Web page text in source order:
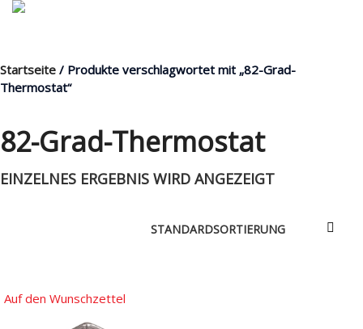
search
Mein Fuhrpark
Startseite / Produkte verschlagwortet mit „82-Grad-
Thermostat“
82-Grad-Thermostat
EINZELNES ERGEBNIS WIRD ANGEZEIGT
Auf den Wunschzettel